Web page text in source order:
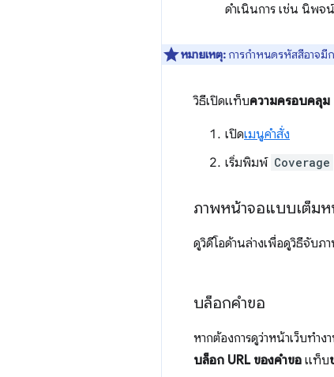
ดำเนินการ เช่น นิพจ
หมายเหตุ: การกำหนดรหัสสีอาจมี
วิธีเปิดแท็บความครอบคลุม
เปิดเมนูคำสั่ง
เริ่มพิมพ์ Coverage
ภาพหน้าจอแบบเต็มห
ดูวิดีโอด้านล่างเพื่อดูวิธีจับ
บล็อกคำขอ
หากต้องการดูว่าหน้าเว็บทํา
บล็อก URL ของคำขอ แท็บ